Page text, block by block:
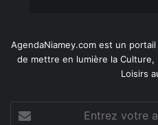
AgendaNiamey.com est un
de mettre en lumière la
Loisirs